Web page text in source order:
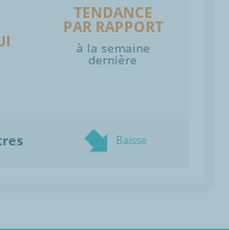
TENDANCE
PAR RAPPORT
à la semaine
dernière
Baisse